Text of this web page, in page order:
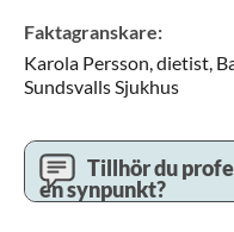
Faktagranskare:
Karola Persson,dietist,
Sundsvalls Sjukhus
Tillhör du
en synpunkt?